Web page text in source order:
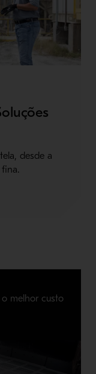
desde a
fina.
melhor custo